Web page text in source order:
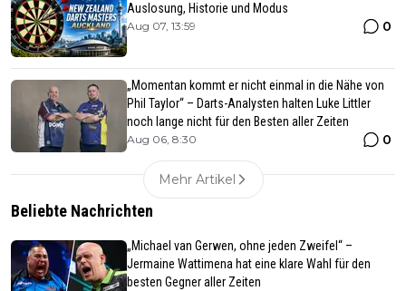
Auslosung, Historie und Modus
Aug 07, 13:59 0
„Momentan kommt er nicht einmal in die Nähe von
Phil Taylor“ – Darts-Analysten halten Luke Littler
noch lange nicht für den Besten aller Zeiten
Aug 06, 8:30 0
Mehr Artikel
Beliebte Nachrichten
„Michael van Gerwen, ohne jeden Zweifel“ –
Jermaine Wattimena hat eine klare Wahl für den
besten Gegner aller Zeiten